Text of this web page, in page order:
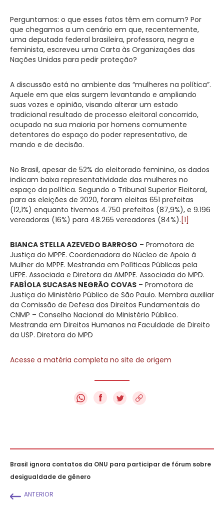
Perguntamos: o que esses fatos têm em comum? Por
que chegamos a um cenário em que, recentemente,
uma deputada federal brasileira, professora, negra e
feminista, escreveu uma Carta às Organizações das
Nações Unidas para pedir proteção?
A discussão está no ambiente das “mulheres na política”.
Aquele em que elas surgem levantando e ampliando
suas vozes e opinião, visando alterar um estado
tradicional resultado de processo eleitoral concorrido,
ocupado na sua maioria por homens comumente
detentores do espaço do poder representativo, de
mando e de decisão.
No Brasil, apesar de 52% do eleitorado feminino, os dados
indicam baixa representatividade das mulheres no
espaço da política. Segundo o Tribunal Superior Eleitoral,
para as eleições de 2020, foram eleitas 651 prefeitas
(12,1%) enquanto tivemos 4.750 prefeitos (87,9%), e 9.196
vereadoras (16%) para 48.265 vereadores (84%). [1]
BIANCA STELLA AZEVEDO BARROSO – Promotora de
Justiça do MPPE. Coordenadora do Núcleo de Apoio à
Mulher do MPPE. Mestranda em Políticas Públicas pela
UFPE. Associada e Diretora da AMPPE. Associada do MPD.
FABÍOLA SUCASAS NEGRÃO COVAS – Promotora de
Justiça do Ministério Público de São Paulo. Membra auxiliar
da Comissão de Defesa dos Direitos Fundamentais do
CNMP – Conselho Nacional do Ministério Público.
Mestranda em Direitos Humanos na Faculdade de Direito
da USP. Diretora do MPD
Acesse a matéria completa no site de origem
f
Brasil ignora contatos da ONU para participar de fórum sobre
desigualdade de gênero
ANTERIOR